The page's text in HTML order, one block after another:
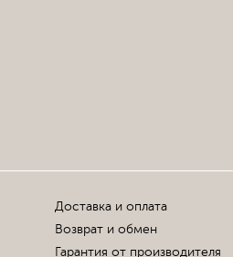
Доставка и оплата
Возврат и обмен
Гарантия от производителя